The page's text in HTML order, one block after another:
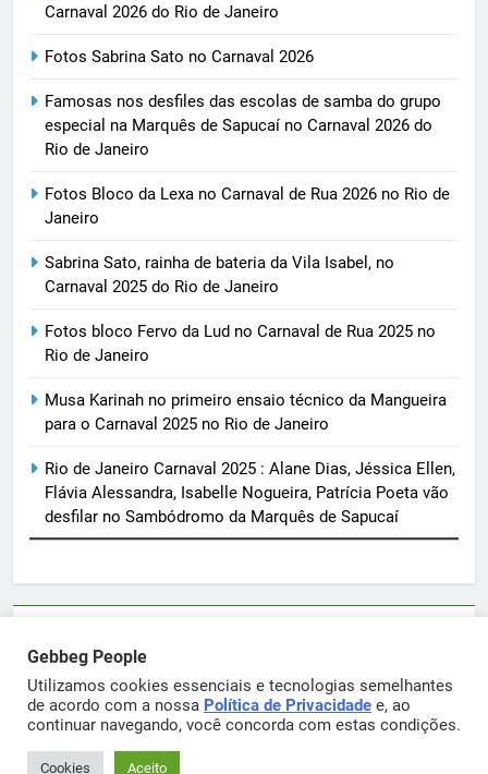
Carnaval 2026 do Rio de Janeiro
Fotos Sabrina Sato no Carnaval 2026
Famosas nos desfiles das escolas de samba do grupo
especial na Marquês de Sapucaí no Carnaval 2026 do
Rio de Janeiro
Fotos Bloco da Lexa no Carnaval de Rua 2026 no Rio de
Janeiro
Sabrina Sato, rainha de bateria da Vila Isabel, no
Carnaval 2025 do Rio de Janeiro
Fotos bloco Fervo da Lud no Carnaval de Rua 2025 no
Rio de Janeiro
Musa Karinah no primeiro ensaio técnico da Mangueira
para o Carnaval 2025 no Rio de Janeiro
Rio de Janeiro Carnaval 2025 : Alane Dias, Jéssica Ellen,
Flávia Alessandra, Isabelle Nogueira, Patrícia Poeta vão
desfilar no Sambódromo da Marquês de Sapucaí
sortimentos@yahoo.com.br
Gebbeg Powered ByBlazeThemes.
Gebbeg People
Utilizamos cookies essenciais e tecnologias semelhantes
de acordo com a nossa Política de Privacidade e, ao
continuar navegando, você concorda com estas condições.
Cookies Aceito